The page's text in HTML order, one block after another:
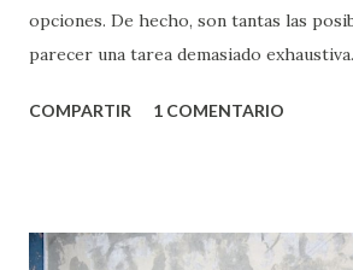
opciones. De hecho, son tantas las
parecer una tarea demasiado exhaustiva.
partes de ti que jamás hubieras
conoces ni la mitad de lo que deberías
COMPARTIR 1 COMENTARIO